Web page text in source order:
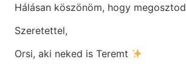
Hálásan köszönöm, hogy megosztod
Szeretettel,
Orsi, aki neked is Teremt